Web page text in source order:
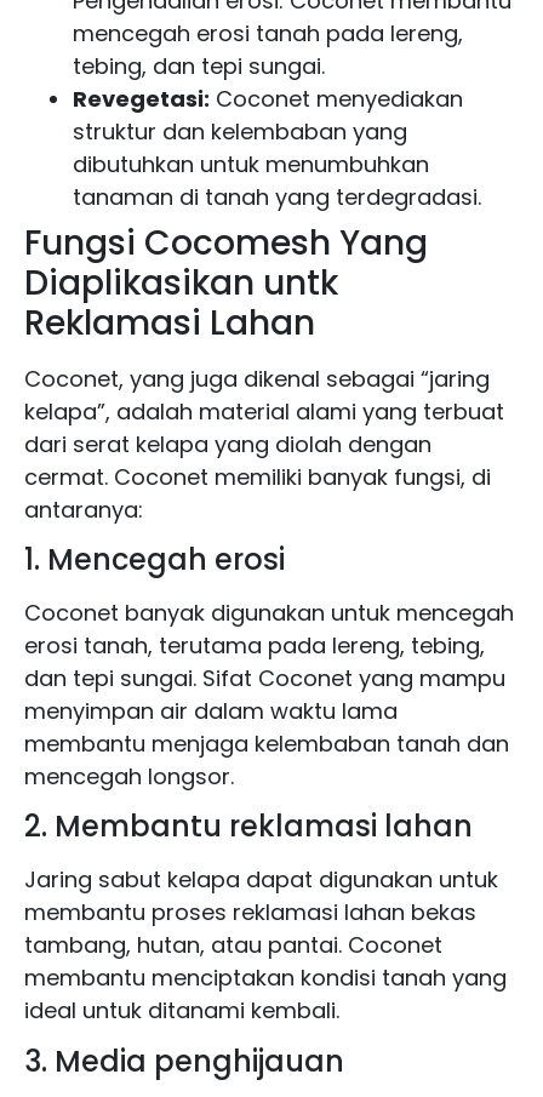
mencegah erosi tanah pada lereng,
tebing, dan tepi sungai.
Revegetasi: Coconet menyediakan
struktur dan kelembaban yang
dibutuhkan untuk menumbuhkan
tanaman di tanah yang terdegradasi.
Fungsi Cocomesh Yang
Diaplikasikan untk
Reklamasi Lahan
Coconet, yang juga dikenal sebagai “jaring
kelapa”, adalah material alami yang terbuat
dari serat kelapa yang diolah dengan
cermat. Coconet memiliki banyak fungsi, di
antaranya:
1. Mencegah erosi
Coconet banyak digunakan untuk mencegah
erosi tanah, terutama pada lereng, tebing,
dan tepi sungai. Sifat Coconet yang mampu
menyimpan air dalam waktu lama
membantu menjaga kelembaban tanah dan
mencegah longsor.
2. Membantu reklamasi lahan
Jaring sabut kelapa dapat digunakan untuk
membantu proses reklamasi lahan bekas
tambang, hutan, atau pantai. Coconet
membantu menciptakan kondisi tanah yang
ideal untuk ditanami kembali.
3. Media penghijauan